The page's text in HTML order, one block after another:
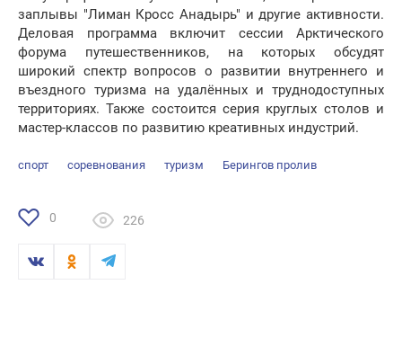
заплывы "Лиман Кросс Анадырь" и другие активности.
Деловая программа включит сессии Арктического
форума путешественников, на которых обсудят
широкий спектр вопросов о развитии внутреннего и
въездного туризма на удалённых и труднодоступных
территориях. Также состоится серия круглых столов и
мастер-классов по развитию креативных индустрий.
спорт соревнования туризм Берингов пролив
0 226